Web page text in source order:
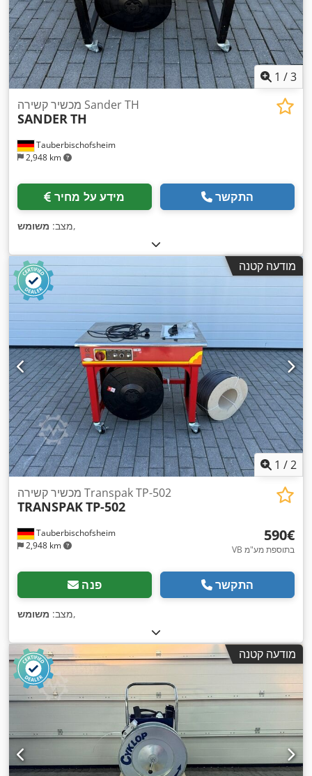
1 /3
Tauberbischofsheim
2,948 km
מכשיר קשירה Sander TH
SANDERTH
מידע על מחיר התקשר
מצב: משומש ,
מודעה קטנה
1 /2
Tauberbischofsheim
2,948 km
מכשיר קשירה Transpak TP-502
TRANSPAKTP-502
‏590 ‏€
VB בתוספת מע"מ
פנה התקשר
מצב: משומש ,
מודעה קטנה